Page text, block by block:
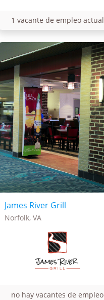
1 vacante de empleo actual
James River Grill
Norfolk, VA
no hay vacantes de empleo